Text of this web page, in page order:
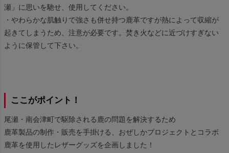
瀬」に思いを馳せ、使用してください。
・やわらかな肌触りで強さも併せ持つ鹿革ですが熱によって収縮が
起きてしまうため、注意が必要です。焚き火などに近づけすぎない
ように保管して下さい。
ここがポイント！
尾瀬・南会津町で駆除される鹿の問題を解決するため
鹿革製品の制作・販売を手掛ける、おぜしかプロジェクトとコラボ
鹿革を使用したレザーグッズを企画しました！